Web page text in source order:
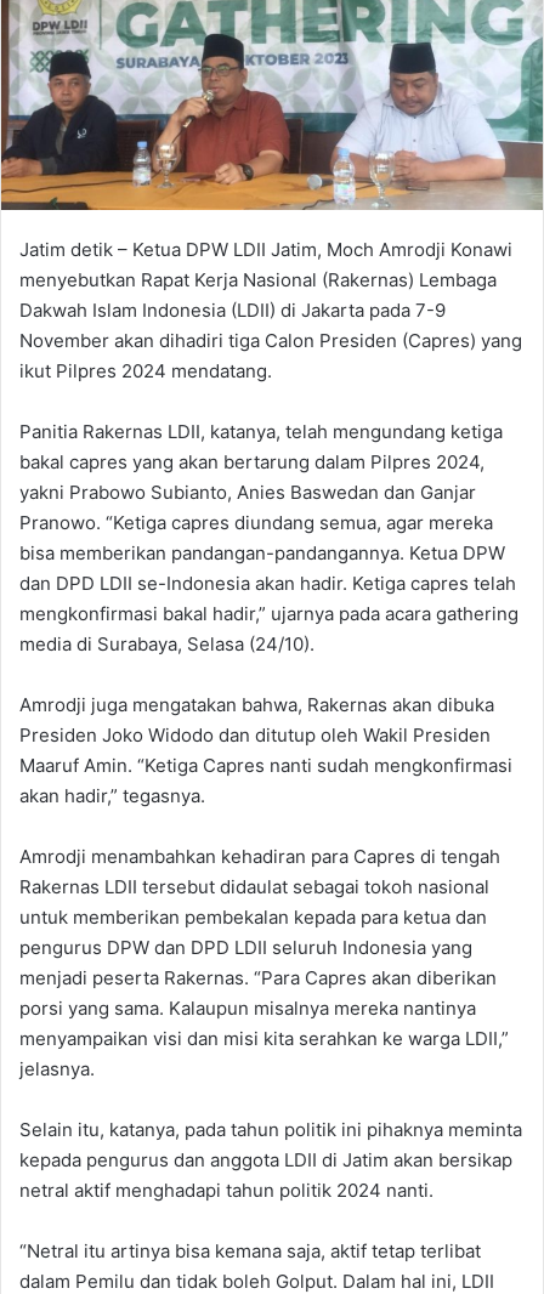
e
m
a
i
l
Jatim detik – Ketua DPW LDII Jatim, Moch Amrodji Konawi
menyebutkan Rapat Kerja Nasional (Rakernas) Lembaga
Dakwah Islam Indonesia (LDII) di Jakarta pada 7-9
November akan dihadiri tiga Calon Presiden (Capres) yang
ikut Pilpres 2024 mendatang.
Panitia Rakernas LDII, katanya, telah mengundang ketiga
bakal capres yang akan bertarung dalam Pilpres 2024,
yakni Prabowo Subianto, Anies Baswedan dan Ganjar
Pranowo. “Ketiga capres diundang semua, agar mereka
bisa memberikan pandangan-pandangannya. Ketua DPW
dan DPD LDII se-Indonesia akan hadir. Ketiga capres telah
mengkonfirmasi bakal hadir,” ujarnya pada acara gathering
media di Surabaya, Selasa (24/10).
Amrodji juga mengatakan bahwa, Rakernas akan dibuka
Presiden Joko Widodo dan ditutup oleh Wakil Presiden
Maaruf Amin. “Ketiga Capres nanti sudah mengkonfirmasi
akan hadir,” tegasnya.
Amrodji menambahkan kehadiran para Capres di tengah
Rakernas LDII tersebut didaulat sebagai tokoh nasional
untuk memberikan pembekalan kepada para ketua dan
pengurus DPW dan DPD LDII seluruh Indonesia yang
menjadi peserta Rakernas. “Para Capres akan diberikan
porsi yang sama. Kalaupun misalnya mereka nantinya
menyampaikan visi dan misi kita serahkan ke warga LDII,”
jelasnya.
Selain itu, katanya, pada tahun politik ini pihaknya meminta
kepada pengurus dan anggota LDII di Jatim akan bersikap
netral aktif menghadapi tahun politik 2024 nanti.
“Netral itu artinya bisa kemana saja, aktif tetap terlibat
dalam Pemilu dan tidak boleh Golput. Dalam hal ini, LDII